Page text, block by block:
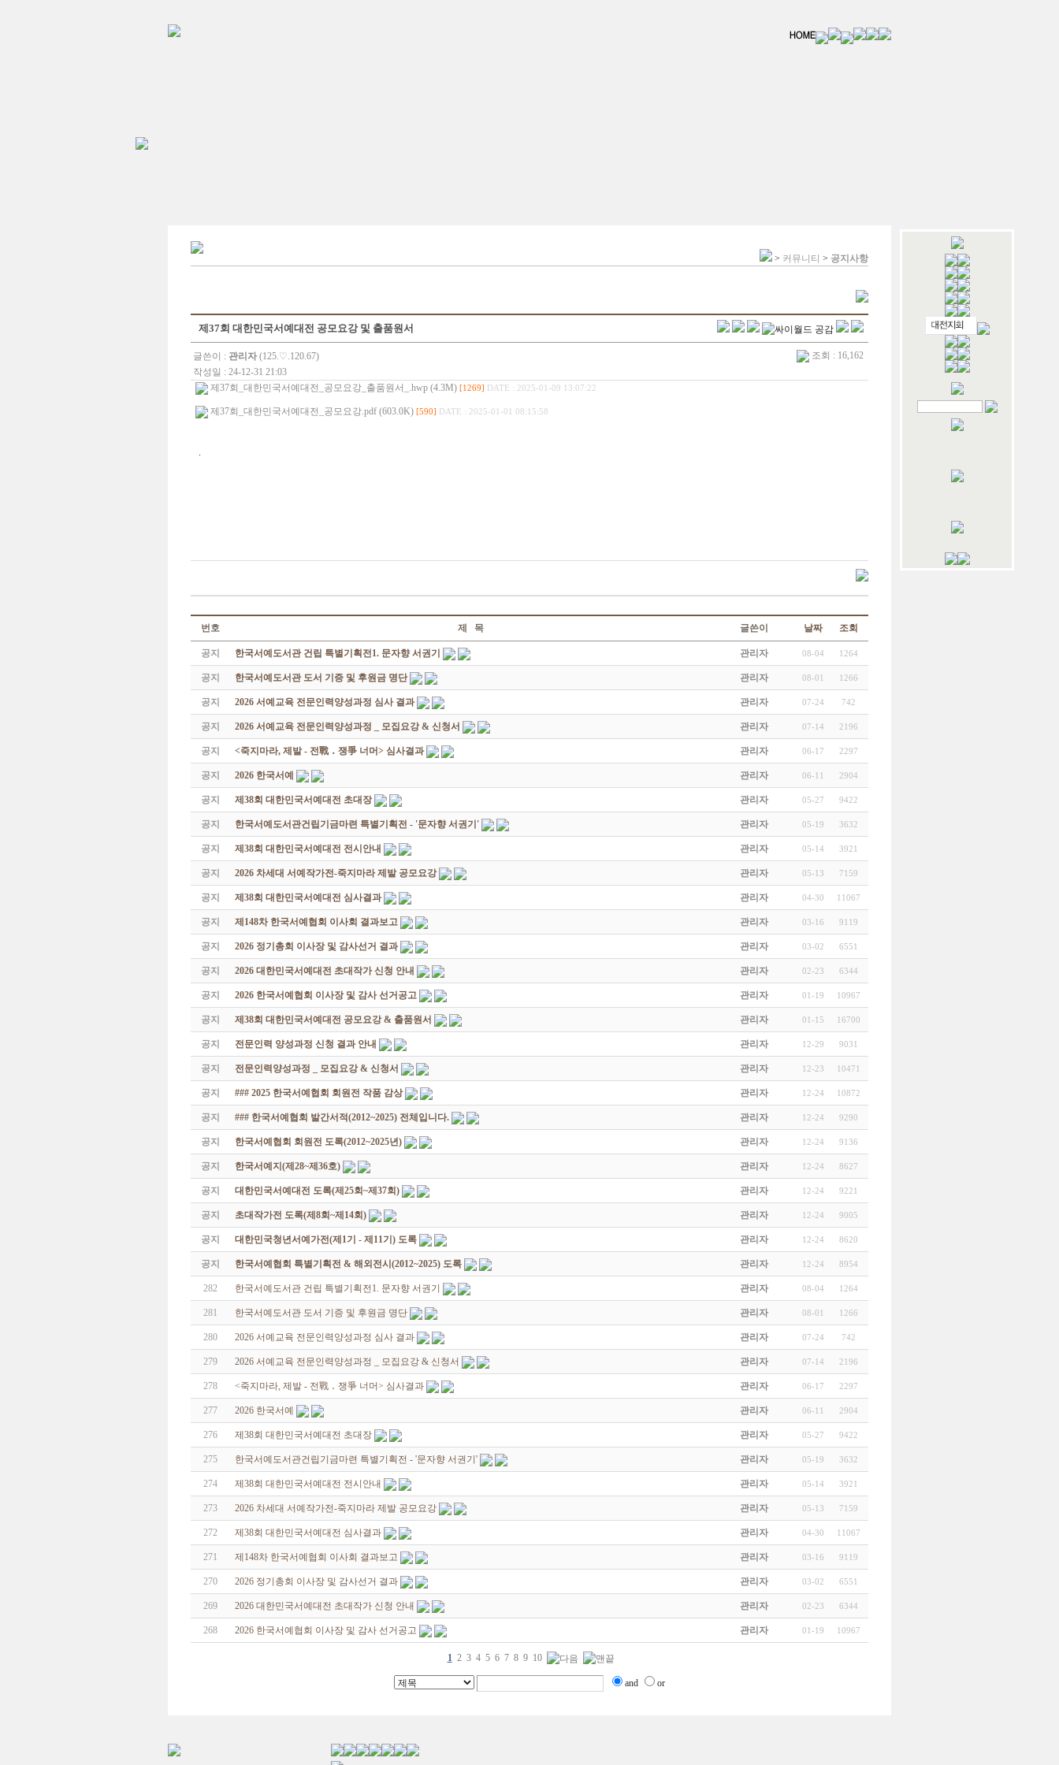
> 커뮤니티 > 공지사항
제37회 대한민국서예대전 공모요강 및 출품원서
글쓴이 : 관리자 (125.♡.120.67)
작성일 : 24-12-31 21:03
조회 : 16,162
제37회_대한민국서예대전_공모요강_출품원서_.hwp (4.3M) [1269] DATE : 2025-01-09 13:07:22
제37회_대한민국서예대전_공모요강.pdf (603.0K) [590] DATE : 2025-01-01 08:15:58
.
번호 제 목 글쓴이 날짜 조회
공지 한국서예도서관 건립 특별기획전1. 문자향 서권기 관리자 08-04 1264
공지 한국서예도서관 도서 기증 및 후원금 명단 관리자 08-01 1266
공지 2026 서예교육 전문인력양성과정 심사 결과 관리자 07-24 742
공지 2026 서예교육 전문인력양성과정 _ 모집요강 & 신청서 관리자 07-14 2196
공지 <죽지마라, 제발 - 전戰 ․ 쟁爭 너머> 심사결과 관리자 06-17 2297
공지 2026 한국서예 관리자 06-11 2904
공지 제38회 대한민국서예대전 초대장 관리자 05-27 9422
공지 한국서예도서관건립기금마련 특별기획전 - '문자향 서권기' 관리자 05-19 3632
공지 제38회 대한민국서예대전 전시안내 관리자 05-14 3921
공지 2026 차세대 서예작가전-죽지마라 제발 공모요강 관리자 05-13 7159
공지 제38회 대한민국서예대전 심사결과 관리자 04-30 11067
공지 제148차 한국서예협회 이사회 결과보고 관리자 03-16 9119
공지 2026 정기총회 이사장 및 감사선거 결과 관리자 03-02 6551
공지 2026 대한민국서예대전 초대작가 신청 안내 관리자 02-23 6344
공지 2026 한국서예협회 이사장 및 감사 선거공고 관리자 01-19 10967
공지 제38회 대한민국서예대전 공모요강 & 출품원서 관리자 01-15 16700
공지 전문인력 양성과정 신청 결과 안내 관리자 12-29 9031
공지 전문인력양성과정 _ 모집요강 & 신청서 관리자 12-23 10471
공지 ### 2025 한국서예협회 회원전 작품 감상 관리자 12-24 10872
공지 ### 한국서예협회 발간서적(2012~2025) 전체입니다. 관리자 12-24 9290
공지 한국서예협회 회원전 도록(2012~2025년) 관리자 12-24 9136
공지 한국서예지(제28~제36호) 관리자 12-24 8627
공지 대한민국서예대전 도록(제25회~제37회) 관리자 12-24 9221
공지 초대작가전 도록(제8회~제14회) 관리자 12-24 9005
공지 대한민국청년서예가전(제1기 - 제11기) 도록 관리자 12-24 8620
공지 한국서예협회 특별기획전 & 해외전시(2012~2025) 도록 관리자 12-24 8954
282 한국서예도서관 건립 특별기획전1. 문자향 서권기 관리자 08-04 1264
281 한국서예도서관 도서 기증 및 후원금 명단 관리자 08-01 1266
280 2026 서예교육 전문인력양성과정 심사 결과 관리자 07-24 742
279 2026 서예교육 전문인력양성과정 _ 모집요강 & 신청서 관리자 07-14 2196
278 <죽지마라, 제발 - 전戰 ․ 쟁爭 너머> 심사결과 관리자 06-17 2297
277 2026 한국서예 관리자 06-11 2904
276 제38회 대한민국서예대전 초대장 관리자 05-27 9422
275 한국서예도서관건립기금마련 특별기획전 - '문자향 서권기' 관리자 05-19 3632
274 제38회 대한민국서예대전 전시안내 관리자 05-14 3921
273 2026 차세대 서예작가전-죽지마라 제발 공모요강 관리자 05-13 7159
272 제38회 대한민국서예대전 심사결과 관리자 04-30 11067
271 제148차 한국서예협회 이사회 결과보고 관리자 03-16 9119
270 2026 정기총회 이사장 및 감사선거 결과 관리자 03-02 6551
269 2026 대한민국서예대전 초대작가 신청 안내 관리자 02-23 6344
268 2026 한국서예협회 이사장 및 감사 선거공고 관리자 01-19 10967
1 2 3 4 5 6 7 8 9 10
and or